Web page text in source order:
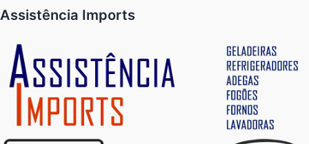
Assistência Imports